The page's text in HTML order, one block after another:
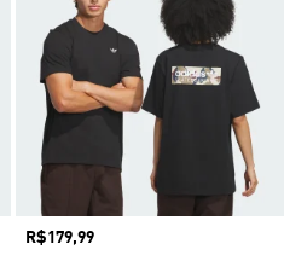
Preço
R$179,99